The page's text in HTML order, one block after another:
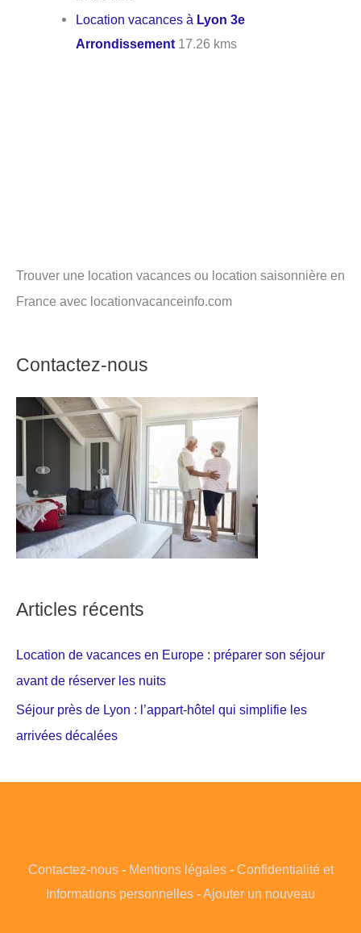
Location vacances à Lyon 3e
Arrondissement 17.26 kms
Trouver une location vacances ou location saisonnière en
France avec locationvacanceinfo.com
Contactez-nous
Articles récents
Location de vacances en Europe : préparer son séjour
avant de réserver les nuits
Séjour près de Lyon : l’appart-hôtel qui simplifie les
arrivées décalées
Contactez-nous- Mentions légales- Confidentialité et
Informations personnelles -Ajouter un nouveau